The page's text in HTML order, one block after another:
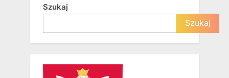
Szukaj
Szukaj